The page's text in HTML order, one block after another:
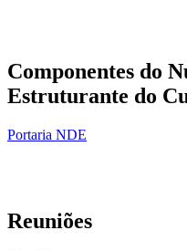
Componentes do
Estruturante do
Portaria NDE
Reuniões